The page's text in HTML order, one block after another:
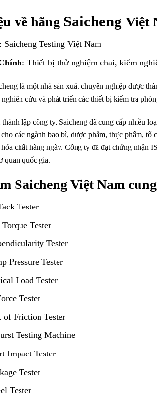
về hãng Saicheng Việt
Saicheng Testing Việt Nam
: Thiết bị thử nghiệm chai, kiểm
là một nhà sản xuất chuyên nghiệp được
nghiên cứu và phát triển các thiết bị kiểm tra
lập công ty, Saicheng đã cung cấp nhiều
cho các ngành bao bì, dược phẩm, thực phẩm,
chất hàng ngày. Công ty đã đạt chứng nhận
quan quốc gia.
Saicheng Việt Nam
Tester
Tester
Tester
Pressure Tester
Load Tester
Tester
of Friction Tester
Testing Machine
Impact Tester
Tester
Tester